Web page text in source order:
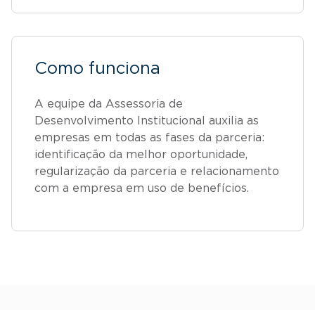
Como funciona
A equipe da Assessoria de
Desenvolvimento Institucional auxilia as
empresas em todas as fases da parceria:
identificação da melhor oportunidade,
regularização da parceria e relacionamento
com a empresa em uso de benefícios.